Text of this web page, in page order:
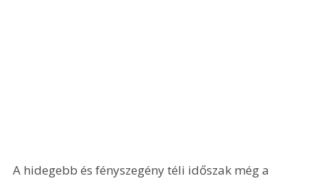
A hidegebb és fényszegény téli időszak még a